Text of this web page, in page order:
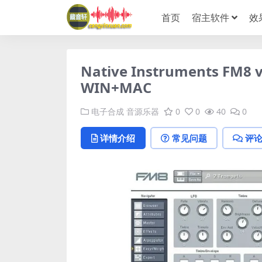
首页 宿主软件 效
Native Instruments FM8
WIN+MAC
电子合成 音源乐器 0 0 40 0
详情介绍 常见问题 评